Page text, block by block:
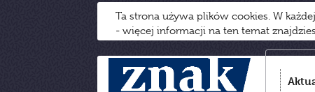
Ta strona używa plików cookies. W
- więcej informacji na ten temat